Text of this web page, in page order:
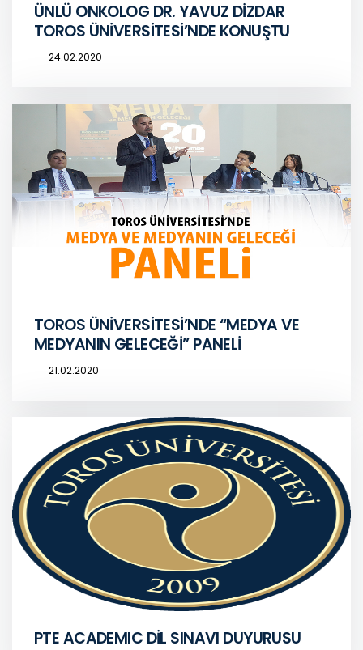
ÜNLÜ ONKOLOG DR. YAVUZ DİZDAR
TOROS ÜNİVERSİTESİ’NDE KONUŞTU
24.02.2020
TOROS ÜNİVERSİTESİ’NDE “MEDYA VE
MEDYANIN GELECEĞİ” PANELİ
21.02.2020
PTE ACADEMIC DİL SINAVI DUYURUSU